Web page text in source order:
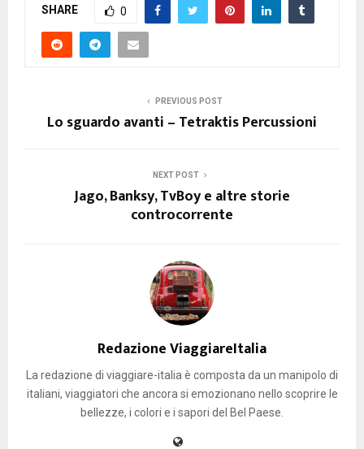
SHARE 0
PREVIOUS POST
Lo sguardo avanti – Tetraktis Percussioni
NEXT POST
Jago, Banksy, TvBoy e altre storie
controcorrente
Redazione ViaggiareItalia
La redazione di viaggiare-italia è composta da un manipolo di
italiani, viaggiatori che ancora si emozionano nello scoprire le
bellezze, i colori e i sapori del Bel Paese.